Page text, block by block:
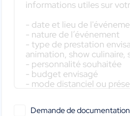
Demande de documentation